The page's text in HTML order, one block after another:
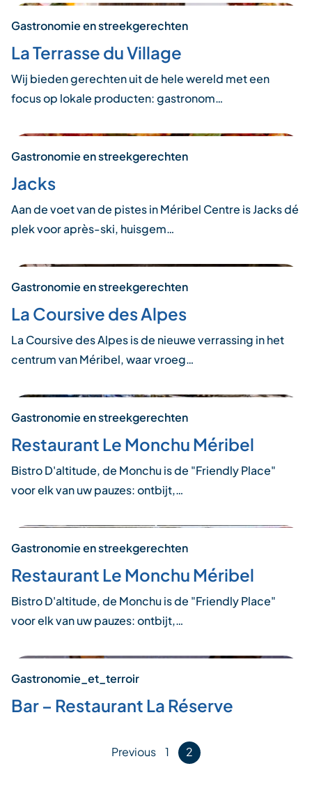
Gastronomie en streekgerechten
La Terrasse du Village
Wij bieden gerechten uit de hele wereld met een
focus op lokale producten: gastronom…
Gastronomie en streekgerechten
Jacks
Aan de voet van de pistes in Méribel Centre is Jacks dé
plek voor après-ski, huisgem…
Gastronomie en streekgerechten
La Coursive des Alpes
La Coursive des Alpes is de nieuwe verrassing in het
centrum van Méribel, waar vroeg…
Gastronomie en streekgerechten
Restaurant Le Monchu Méribel
Bistro D'altitude, de Monchu is de "Friendly Place"
voor elk van uw pauzes: ontbijt,…
Gastronomie en streekgerechten
Restaurant Le Monchu Méribel
Bistro D'altitude, de Monchu is de "Friendly Place"
voor elk van uw pauzes: ontbijt,…
Gastronomie_et_terroir
Bar – Restaurant La Réserve
Previous 1 2